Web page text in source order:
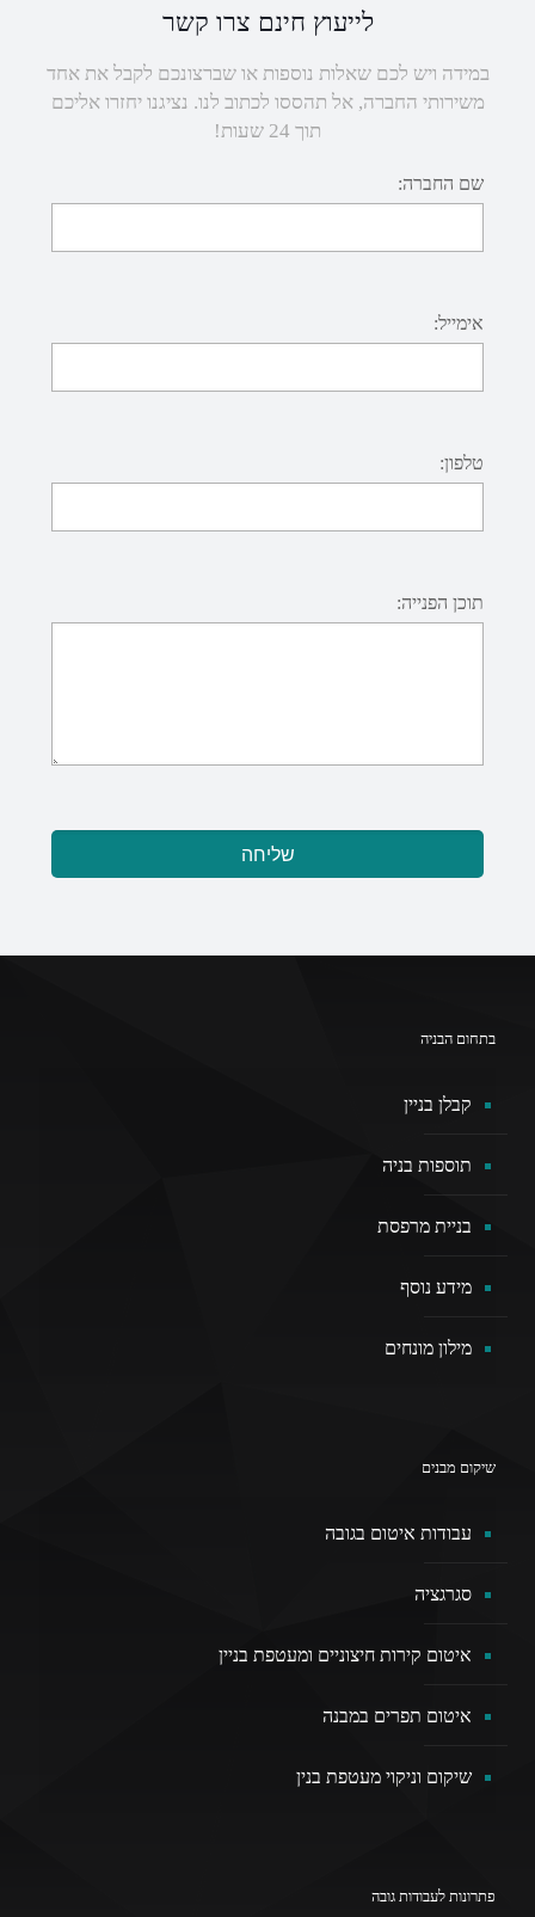
לייעוץ חינם צרו קשר
במידה ויש לכם שאלות נוספות או שברצונכם לקבל את אחד
משירותי החברה, אל תהססו לכתוב לנו. נציגנו יחזרו אליכם
תוך 24 שעות!
שם החברה:
אימייל:
טלפון:
תוכן הפנייה:
בתחום הבניה
קבלן בניין
תוספות בניה
בניית מרפסת
מידע נוסף
מילון מונחים
שיקום מבנים
עבודות איטום בגובה
סגרגציה
איטום קירות חיצוניים ומעטפת בניין
איטום תפרים במבנה
שיקום וניקוי מעטפת בנין
פתרונות לעבודות גובה